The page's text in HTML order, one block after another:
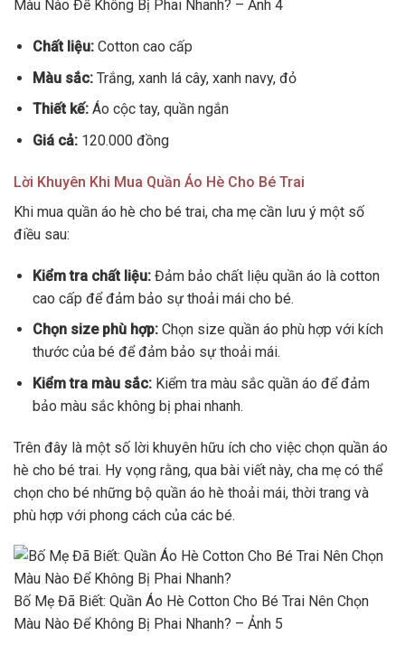
Màu Nào Để Không Bị Phai Nhanh? – Ảnh 4
Chất liệu:Cotton cao cấp
Màu sắc:Trắng, xanh lá cây, xanh navy, đỏ
Thiết kế:Áo cộc tay, quần ngắn
Giá cả:120.000 đồng
Lời Khuyên Khi Mua Quần Áo Hè Cho Bé Trai
Khi mua quần áo hè cho bé trai, cha mẹ cần lưu ý một số
điều sau:
Kiểm tra chất liệu:Đảm bảo chất liệu quần áo là cotton
cao cấp để đảm bảo sự thoải mái cho bé.
Chọn size phù hợp:Chọn size quần áo phù hợp với kích
thước của bé để đảm bảo sự thoải mái.
Kiểm tra màu sắc:Kiểm tra màu sắc quần áo để đảm
bảo màu sắc không bị phai nhanh.
Trên đây là một số lời khuyên hữu ích cho việc chọn quần áo
hè cho bé trai. Hy vọng rằng, qua bài viết này, cha mẹ có thể
chọn cho bé những bộ quần áo hè thoải mái, thời trang và
phù hợp với phong cách của các bé.
Bố Mẹ Đã Biết: Quần Áo Hè Cotton Cho Bé Trai Nên Chọn
Màu Nào Để Không Bị Phai Nhanh? – Ảnh 5